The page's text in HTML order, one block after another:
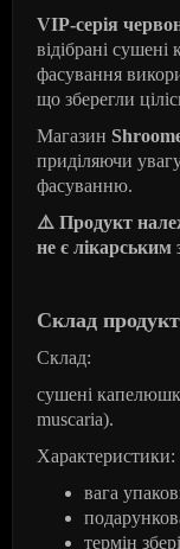
VIP-серія
відібрані
фасування
що зберегли
Магазин
приділяючи
фасуванню.
⚠ Продукт
не є лікарським
Склад
Склад:
сушені
muscaria).
Характеристики:
вага
термін